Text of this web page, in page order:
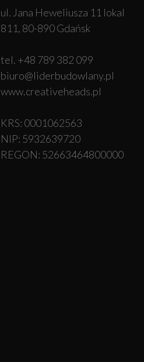
ul. Jana Heweliusza 11 lokal
811, 80-890 Gdańsk
tel. +48 789 382 099
biuro@liderbudowlany.pl
www.creativeheads.pl
KRS: 0001062563
NIP: 5932639720
REGON: 52663464800000